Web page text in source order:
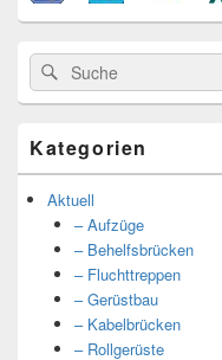
Suche
nach:
Suche
Kategorien
Aktuell
– Aufzüge
– Behelfsbrücken
– Fluchttreppen
– Gerüstbau
– Kabelbrücken
– Rollgerüste